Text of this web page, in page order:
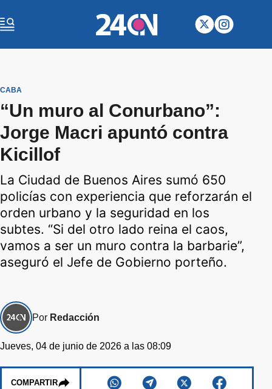
CABA
“Un muro al Conurbano”:
Jorge Macri apuntó contra
Kicillof
La Ciudad de Buenos Aires sumó 650
policías con experiencia que reforzarán el
orden urbano y la seguridad en los
subtes. “Si del otro lado reina el caos,
vamos a ser un muro contra la barbarie”,
aseguró el Jefe de Gobierno porteño.
Por Redacción
Jueves, 04 de junio de 2026 a las 08:09
COMPARTIR